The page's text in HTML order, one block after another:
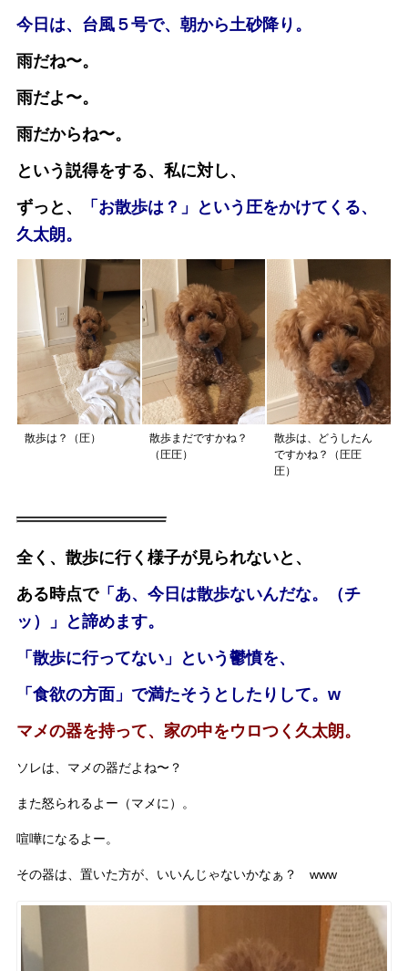
今日は、台風５号で、朝から土砂降り。
雨だね〜。
雨だよ〜。
雨だからね〜。
という説得をする、私に対し、
ずっと、
「お散歩は？」という圧をかけてくる、
久太朗。
散歩は？（圧）
散歩まだですかね？
（圧圧）
散歩は、どうしたん
ですかね？（圧圧
圧）
全く、散歩に行く様子が見られないと、
ある時点で「あ、今日は散歩ないんだな。（チ
ッ）」と諦めます。
「散歩に行ってない」という鬱憤を、
「食欲の方面」で満たそうとしたりして。w
マメの器を持って、家の中をウロつく久太朗。
ソレは、マメの器だよね〜？
また怒られるよー（マメに）。
喧嘩になるよー。
その器は、置いた方が、いいんじゃないかなぁ？ www